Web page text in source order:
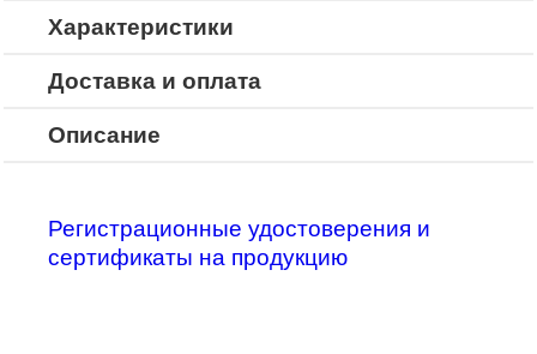
Характеристики
Доставка и оплата
Описание
Регистрационные удостоверения и
сертификаты на продукцию